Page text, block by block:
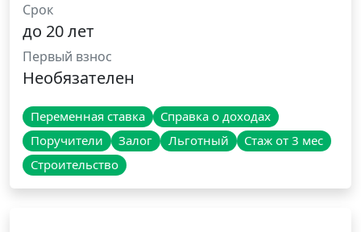
Срок
до 20 лет
Первый взнос
Необязателен
Переменная ставка
Справка о доходах
Поручители
Залог Льготный
Стаж от 3 мес
Строительство